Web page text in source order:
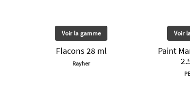
Voir la gamme
Flacons 28 ml
Rayher
Voir
Paint